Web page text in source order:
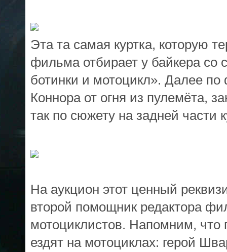
Эта та самая куртка, которую
фильма отбирает у байкера со
ботинки и мотоцикл». Далее
Коннора от огня из пулемёта,
так по сюжету на задней части
На аукцион этот ценный
второй помощник редактора
мотоциклистов. Напомним, что
ездят на мотоциклах: герой